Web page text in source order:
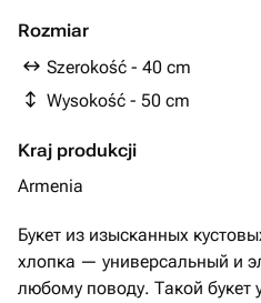
Бомбастик - 3 szt.
Rozmiar
Szerokość - 40 cm
Wysokość - 50 cm
Kraj produkcji
Armenia
Букет из изысканных
хлопка — универсальный и
любому поводу. Такой букет